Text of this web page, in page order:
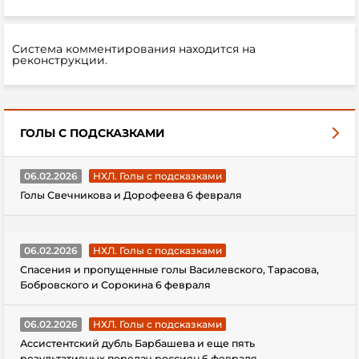
Система комментирования находится на
реконструкции.
ГОЛЫ С ПОДСКАЗКАМИ
06.02.2026
НХЛ. Голы с подсказками
Голы Свечникова и Дорофеева 6 февраля
06.02.2026
НХЛ. Голы с подсказками
Спасения и пропущенные голы Василевского, Тарасова,
Бобровского и Сорокина 6 февраля
06.02.2026
НХЛ. Голы с подсказками
Ассистентский дубль Барбашева и еще пять